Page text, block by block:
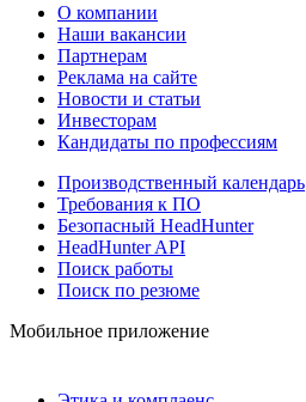
О компании
Наши вакансии
Партнерам
Реклама на сайте
Новости и статьи
Инвесторам
Кандидаты по профессиям
Производственный календарь
Требования к ПО
Безопасный HeadHunter
HeadHunter API
Поиск работы
Поиск по резюме
Мобильное приложение